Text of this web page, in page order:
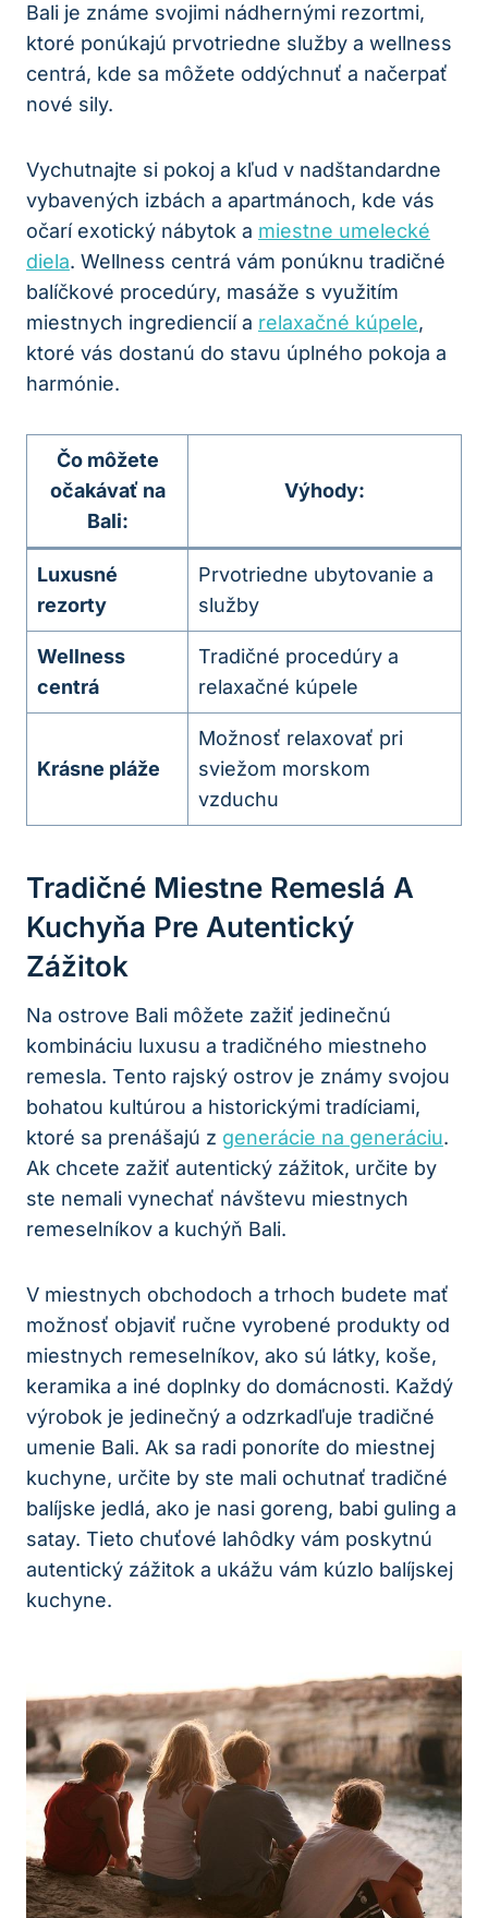
Bali je známe svojimi nádhernými rezortmi,
ktoré ponúkajú prvotriedne služby a wellness
centrá, kde sa môžete oddýchnuť a načerpať
nové sily.
Vychutnajte si pokoj a kľud v nadštandardne
vybavených izbách a apartmánoch, kde vás
očarí exotický nábytok a miestne umelecké
diela. Wellness centrá vám ponúknu tradičné
balíčkové procedúry, masáže s využitím
miestnych ingrediencií a relaxačné kúpele,
ktoré vás dostanú do stavu úplného pokoja a
harmónie.
Čo môžete
očakávať na
Bali:
Výhody:
Luxusné
rezorty
Prvotriedne ubytovanie a
služby
Wellness
centrá
Tradičné procedúry a
relaxačné kúpele
Krásne pláže
Možnosť relaxovať pri
sviežom morskom
vzduchu
Tradičné Miestne Remeslá A
Kuchyňa Pre Autentický
Zážitok
Na ostrove Bali môžete zažiť jedinečnú
kombináciu luxusu a tradičného miestneho
remesla. Tento rajský ostrov je známy svojou
bohatou kultúrou a historickými tradíciami,
ktoré sa prenášajú z generácie na generáciu.
Ak chcete zažiť autentický zážitok, určite by
ste nemali vynechať návštevu miestnych
remeselníkov a kuchýň Bali.
V miestnych obchodoch a trhoch budete mať
možnosť objaviť ručne vyrobené produkty od
miestnych remeselníkov, ako sú látky, koše,
keramika a iné doplnky do domácnosti. Každý
výrobok je jedinečný a odzrkadľuje tradičné
umenie Bali. Ak sa radi ponoríte do miestnej
kuchyne, určite by ste mali ochutnať tradičné
balíjske jedlá, ako je nasi goreng, babi guling a
satay. Tieto chuťové lahôdky vám poskytnú
autentický zážitok a ukážu vám kúzlo balíjskej
kuchyne.